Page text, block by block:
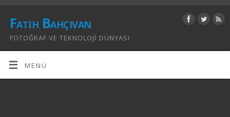
Fatih Bahçıvan
FOTOĞRAF VE TEKNOLOJI DÜNYASI
MENÜ